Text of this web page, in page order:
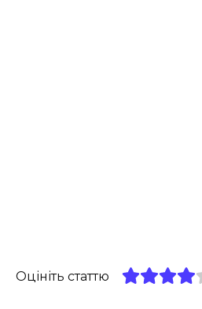
Оцініть статтю